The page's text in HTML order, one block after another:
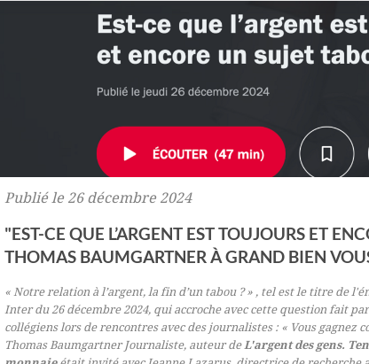
Publié le 26 décembre 2024
"EST-CE QUE L’ARGENT EST TOUJOURS ET
THOMAS BAUMGARTNER À GRAND BIEN
« Notre relation à l’argent, la fin d’un tabou ? » , tel est le titre de
Inter du 26 décembre 2024, qui accroche avec cette question fait
collégiens lors de rencontres avec des journalistes : « Vous gagnez
Thomas Baumgartner Journaliste, auteur deL'argent des gens.